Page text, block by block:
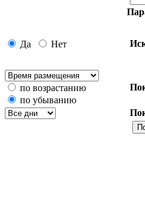
Да Нет
по возрастанию
по убыванию